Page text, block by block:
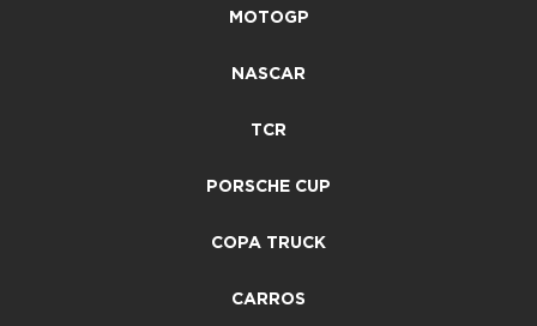
MOTOGP
NASCAR
TCR
PORSCHE CUP
COPA TRUCK
CARROS